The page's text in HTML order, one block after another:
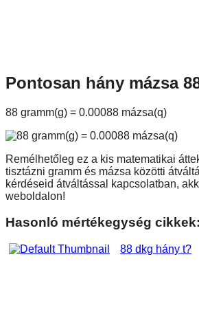
Pontosan hány mázsa
88 gramm(g) = 0.00088 mázsa(q)
Remélhetőleg ez a kis matematikai
tisztázni gramm és mázsa közötti
kérdéseid átváltással kapcsolatban,
weboldalon!
Hasonló mértékegység cikkek:
88 dkg hány t?